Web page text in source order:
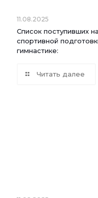
11.08.2025
Список поступивших
спортивной
гимнастике:
Читать далее